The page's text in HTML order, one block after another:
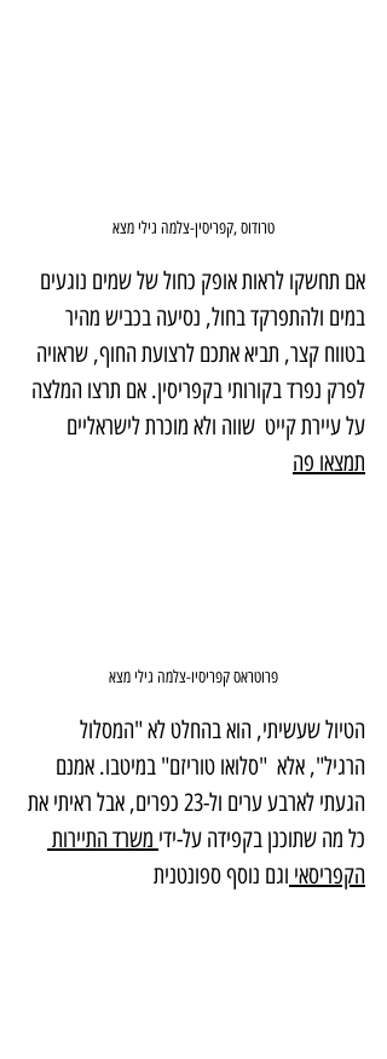
טרודוס ,קפריסין-צלמה גילי מצא
אם תחשקו לראות אופק כחול של שמים נוגעים
במים ולהתפרקד בחול, נסיעה בכביש מהיר
בטווח קצר, תביא אתכם לרצועת החוף, שראויה
לפרק נפרד בקורותי בקפריסין. אם תרצו המלצה
על עיירת קייט  שווה ולא מוכרת לישראליים
תמצאו פה
פרוטראס קפריסיו-צלמה גילי מצא
הטיול שעשיתי, הוא בהחלט לא "המסלול
הרגיל", אלא  "סלואו טוריזם" במיטבו. אמנם
הגעתי לארבע ערים ול-23 כפרים, אבל ראיתי את
כל מה שתוכנן בקפידה על-ידי משרד התיירות
הקפריסאי וגם נוסף ספונטנית